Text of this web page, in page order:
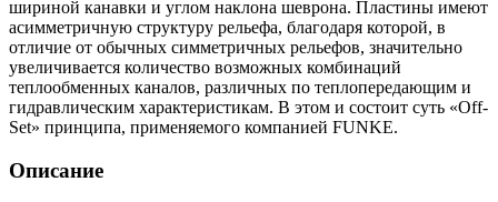
шириной канавки и углом наклона шеврона. Пластины имеют
асимметричную структуру рельефа, благодаря которой, в
отличие от обычных симметричных рельефов, значительно
увеличивается количество возможных комбинаций
теплообменных каналов, различных по теплопередающим и
гидравлическим характеристикам. В этом и состоит суть «Off-
Set» принципа, применяемого компанией FUNKE.
Описание